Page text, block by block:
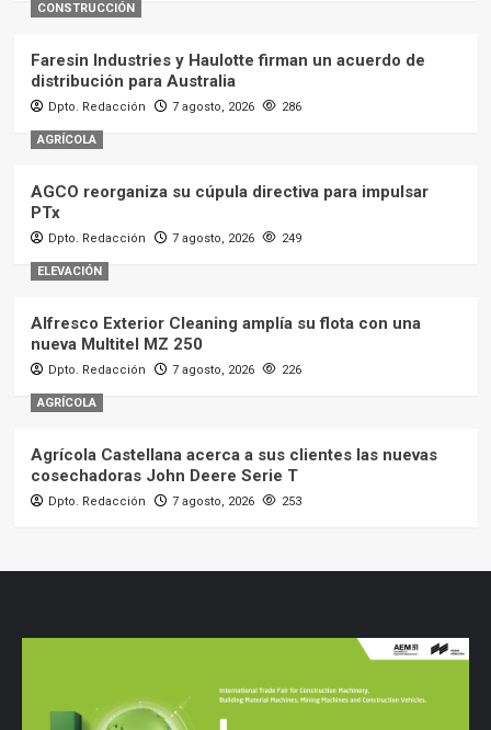
CONSTRUCCIÓN
Faresin Industries y Haulotte firman un acuerdo de
distribución para Australia
Dpto. Redacción 7 agosto, 2026 286
AGRÍCOLA
AGCO reorganiza su cúpula directiva para impulsar
PTx
Dpto. Redacción 7 agosto, 2026 249
ELEVACIÓN
Alfresco Exterior Cleaning amplía su flota con una
nueva Multitel MZ 250
Dpto. Redacción 7 agosto, 2026 226
AGRÍCOLA
Agrícola Castellana acerca a sus clientes las nuevas
cosechadoras John Deere Serie T
Dpto. Redacción 7 agosto, 2026 253